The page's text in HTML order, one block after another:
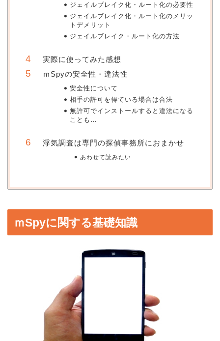
ジェイルブレイク化・ルート化の必要性
ジェイルブレイク化・ルート化のメリッ
トデメリット
ジェイルブレイク・ルート化の方法
実際に使ってみた感想
ｍSpyの安全性・違法性
安全性について
相手の許可を得ている場合は合法
無許可でインストールすると違法になる
ことも…
浮気調査は専門の探偵事務所におまかせ
あわせて読みたい
ｍSpyに関する基礎知識